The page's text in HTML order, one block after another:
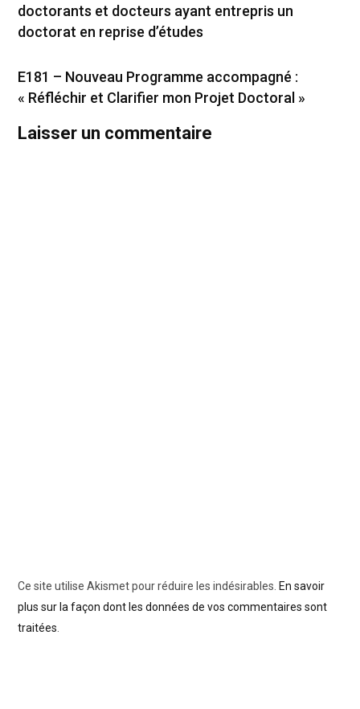
doctorants et docteurs ayant entrepris un
doctorat en reprise d’études
E181 – Nouveau Programme accompagné :
« Réfléchir et Clarifier mon Projet Doctoral »
Laisser un commentaire
Ce site utilise Akismet pour réduire les indésirables. En savoir
plus sur la façon dont les données de vos commentaires sont
traitées